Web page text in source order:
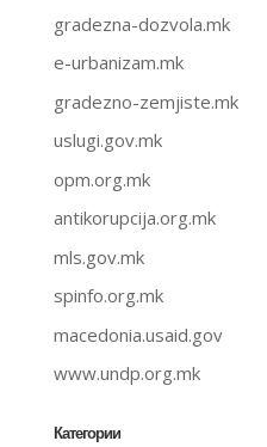
gradezna-dozvola.mk
e-urbanizam.mk
gradezno-zemjiste.mk
uslugi.gov.mk
opm.org.mk
antikorupcija.org.mk
mls.gov.mk
spinfo.org.mk
macedonia.usaid.gov
www.undp.org.mk
Категории